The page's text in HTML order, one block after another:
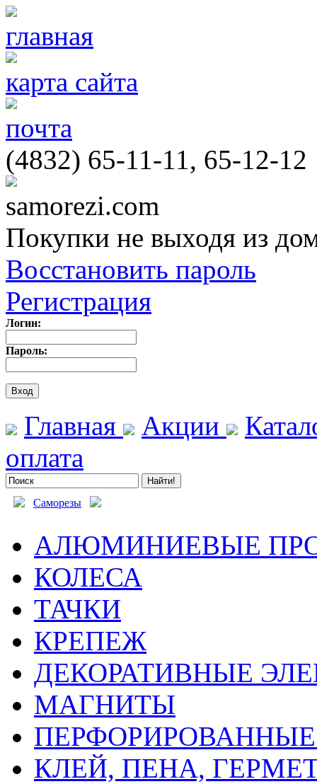
главная
карта сайта
почта
(4832) 65-11-11, 65-12-12
samorezi.com
Покупки не выходя из
Восстановить пароль
Регистрация
Логин:
Пароль:
Главная Акции
оплата
Саморезы
АЛЮМИНИЕВЫЕ
КОЛЕСА
ТАЧКИ
КРЕПЕЖ
ДЕКОРАТИВНЫЕ
МАГНИТЫ
КЛЕЙ, ПЕНА,